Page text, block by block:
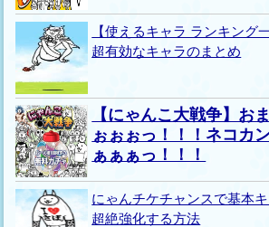
【使えるキャラ ランキング
超有効なキャラのまとめ
【にゃんこ大戦争】お
ぉぉぉっ！！！ネコカ
ぁぁぁっ！！！
にゃんチケチャンスで基本
超絶強化する方法